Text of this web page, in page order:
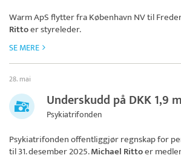
Warm ApSflytter fra København NV til
Rittoer styreleder.
SE MERE
28. mai
Underskudd på DKK 1,9
Psykiatrifonden
Psykiatrifondenoffentliggjør regnskap for
til 31. desember 2025.Michael Rittoer